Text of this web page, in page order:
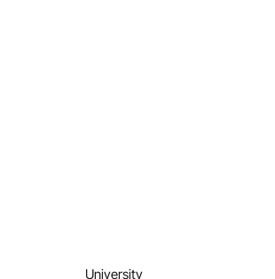
University